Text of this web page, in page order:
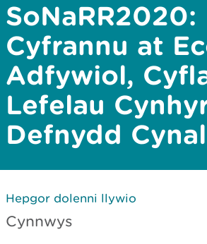
SoNaRR2020:
Cyfrannu at
Adfywiol,
Lefelau
Defnydd
Hepgor dolenni llywio
Cynnwys